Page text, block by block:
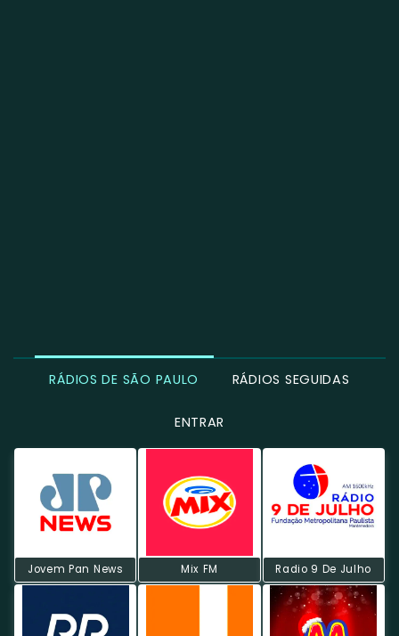
RÁDIOS DE SÃO PAULO RÁDIOS SEGUIDAS
ENTRAR
Jovem Pan News Mix FM Radio 9 De Julho